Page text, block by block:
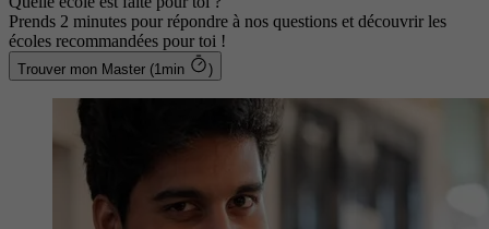
Prends 2 minutes pour répondre à nos questions et découvrir les
écoles recommandées pour toi !
Trouver mon Master (1min )